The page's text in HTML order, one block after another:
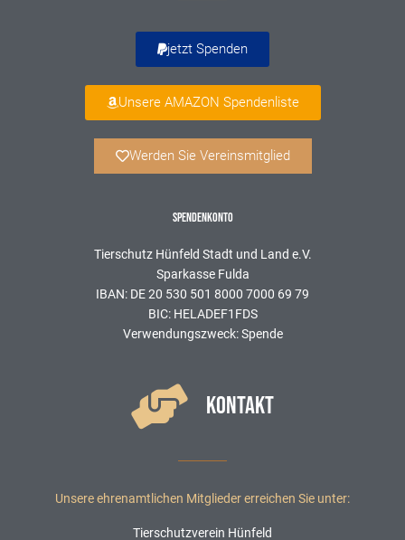
jetzt Spenden
Unsere AMAZON Spendenliste
Werden Sie Vereinsmitglied
SPENDENKONTO
Tierschutz Hünfeld Stadt und Land e.V.
Sparkasse Fulda
IBAN: DE 20 530 501 8000 7000 69 79
BIC: HELADEF1FDS
Verwendungszweck: Spende
KONTAKT
Unsere ehrenamtlichen Mitglieder erreichen Sie unter:
Tierschutzverein Hünfeld